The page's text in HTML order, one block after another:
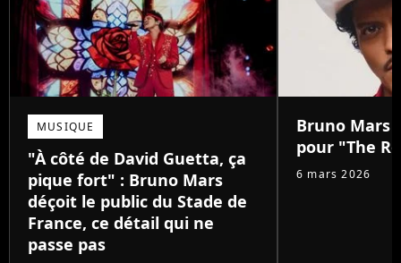
MUSIQUE
"À côté de David Guetta, ça
pique fort" : Bruno Mars
déçoit le public du Stade de
France, ce détail qui ne
passe pas
Bruno Mars
pour "The
6 mars 2026